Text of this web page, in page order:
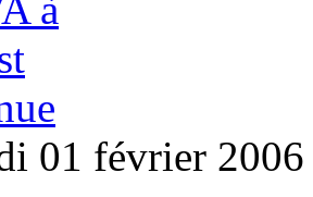
01 février 2006